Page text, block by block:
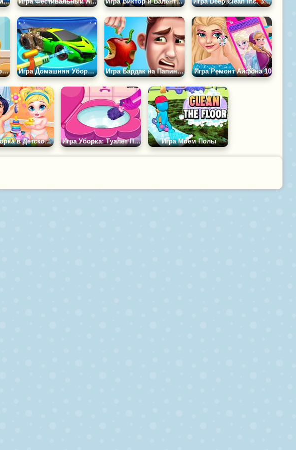
Игра Уборка В Ресторане Игра Домашняя Уборка 3Д Игра Бардак на Папину Голову Игра Ремонт Айфона 10
Игра Уборка в Детской Принцесс Игра Уборка: Туалет Принцессы Игра Моем Полы